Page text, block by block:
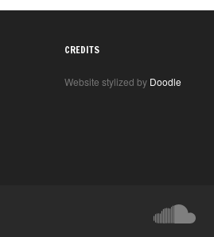
CREDITS
Website stylized by Doodle